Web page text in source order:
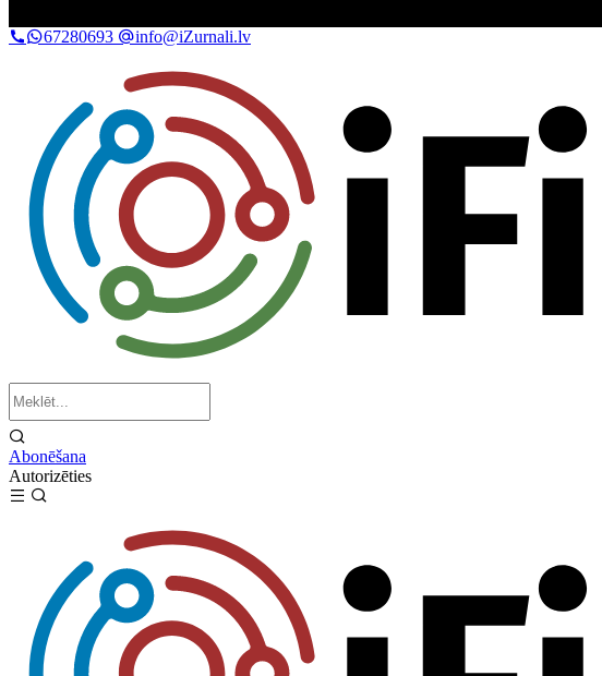
67280693 info@iZurnali.lv
Abonēšana
Autorizēties